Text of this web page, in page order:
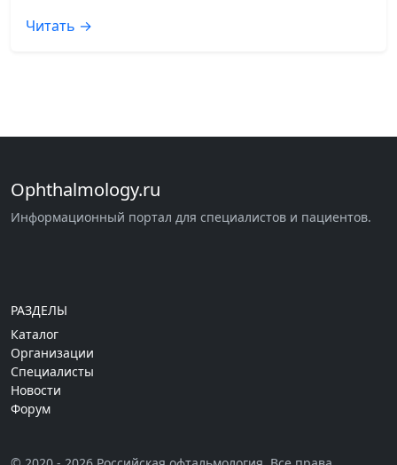
Читать →
Ophthalmology.ru
Информационный портал для специалистов и пациентов.
РАЗДЕЛЫ
Каталог
Организации
Специалисты
Новости
Форум